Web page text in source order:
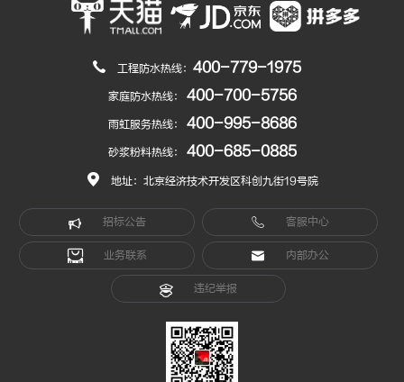
工程防水热线： 400-779-1975
家庭防水热线： 400-700-5756
雨虹服务热线： 400-995-8686
砂浆粉料热线： 400-685-0885
地址：北京经济技术开发区科创九街19号院
招标公告 客服中心
业务联系 内部办公
违纪举报